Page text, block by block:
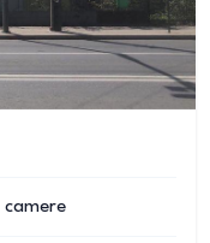
camere